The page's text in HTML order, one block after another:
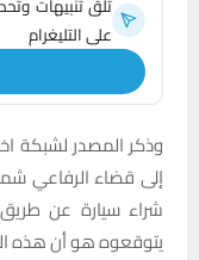
على التليغرام
وذكر المصدر لشبكة
إلى قضاء الرفاعي
شراء سيارة عن
يتوقعوه هو أن هذه